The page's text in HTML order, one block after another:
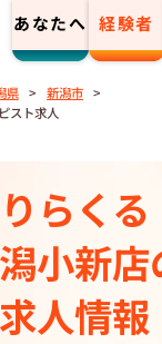
あなたへ 経験者
る
スト募集
ーリー⼀覧
ト
県
新潟市
スト求人
りらくる
小新店
求人情報